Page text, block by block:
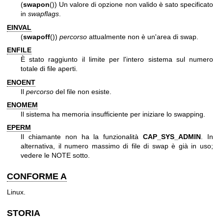
(swapon()) Un valore di opzione non valido è sato specificato
in swapflags.
EINVAL
(swapoff()) percorso attualmente non è un'area di swap.
ENFILE
È stato raggiunto il limite per l'intero sistema sul numero
totale di file aperti.
ENOENT
Il percorso del file non esiste.
ENOMEM
Il sistema ha memoria insufficiente per iniziare lo swapping.
EPERM
Il chiamante non ha la funzionalitàCAP_SYS_ADMIN. In
alternativa, il numero massimo di file di swap è già in uso;
vedere le NOTE sotto.
CONFORME A
Linux.
STORIA